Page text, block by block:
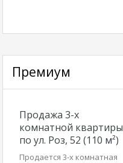
Премиум
Продажа 3-х
комнатной квартиры
по ул. Роз, 52 (110 м²)
Продается 3-х комнатная